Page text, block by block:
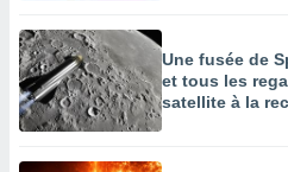
Une fusée de
et tous les
satellite à la